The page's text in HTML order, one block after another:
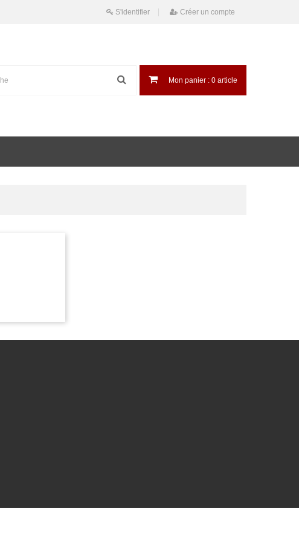
S'identifier Créer un compte
Mon panier : 0 article